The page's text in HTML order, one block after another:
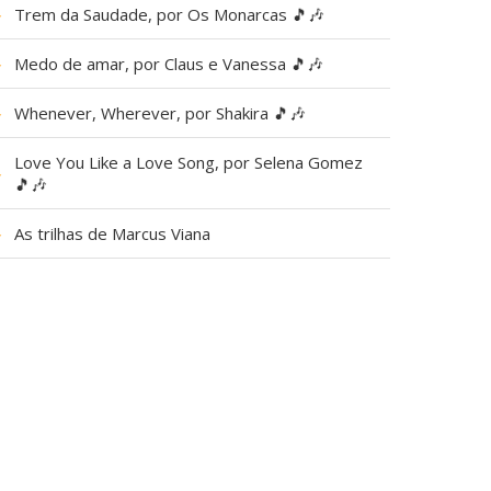
Trem da Saudade, por Os Monarcas 🎵🎶
Medo de amar, por Claus e Vanessa 🎵🎶
Whenever, Wherever, por Shakira 🎵🎶
Love You Like a Love Song, por Selena Gomez
🎵🎶
As trilhas de Marcus Viana